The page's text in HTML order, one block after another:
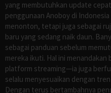
yang membutuhkan update
penggunaan Anoboy di
menonton, tetapi juga sebagai
baru yang sedang naik daun.
sebagai panduan sebelum
mereka ikuti. Hal ini
platform streaming—ia juga
selalu menyesuaikan dengan
Dengan terus bertambahnya